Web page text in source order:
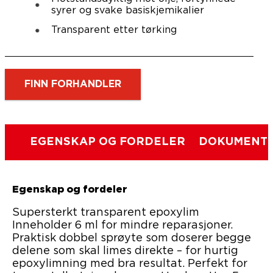
syrer og svake basiskjemikalier
Transparent etter tørking
FINN FORHANDLER
EGENSKAP OG FORDELER
Egenskap og fordeler
Supersterkt transparent epoxylim
Inneholder 6 ml for mindre reparasjoner.
Praktisk dobbel sprøyte som doserer begge
delene som skal limes direkte – for hurtig
epoxylimning med bra resultat. Perfekt for